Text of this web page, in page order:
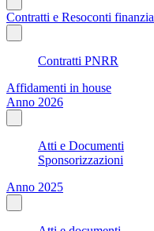
Contratti e Resoconti
Contratti PNRR
Affidamenti in house
Anno 2026
Atti e Documenti
Sponsorizzazioni
Anno 2025